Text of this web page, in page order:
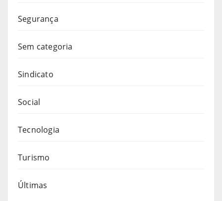
Segurança
Sem categoria
Sindicato
Social
Tecnologia
Turismo
Últimas